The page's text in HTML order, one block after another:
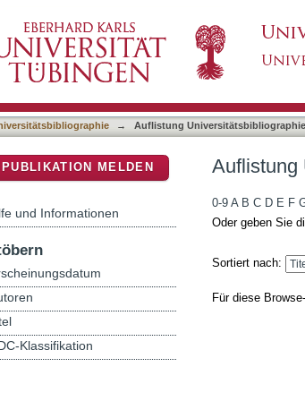
→ Auflistung
Auflistung
0-9 A B C D E F
Oder geben Sie
Sortiert nach:
Für diese
PUBLIKATION MELDEN
und Informationen
Klassifikation